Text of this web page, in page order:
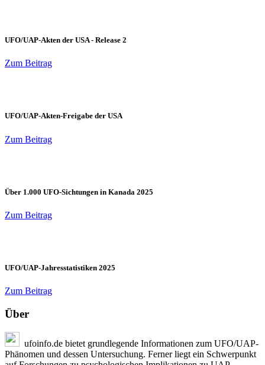
UFO/UAP-Akten der USA - Release 2
Zum Beitrag
UFO/UAP-Akten-Freigabe der USA
Zum Beitrag
Über 1.000 UFO-Sichtungen in Kanada 2025
Zum Beitrag
UFO/UAP-Jahresstatistiken 2025
Zum Beitrag
Über
ufoinfo.de bietet grundlegende Informationen zum UFO/UAP-
Phänomen und dessen Untersuchung. Ferner liegt ein Schwerpunkt